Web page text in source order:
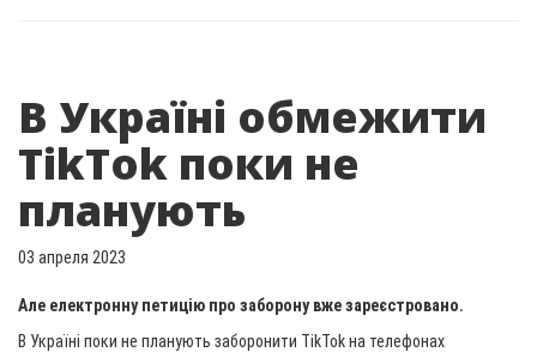
В Україні обмежити
TikTok поки не
планують
03 апреля 2023
Але електронну петицію про заборону вже зареєстровано.
В Україні поки не планують заборонити TikTok на телефонах